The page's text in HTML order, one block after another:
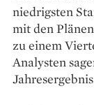
niedrigsten
mit den
zu einem
Analysten